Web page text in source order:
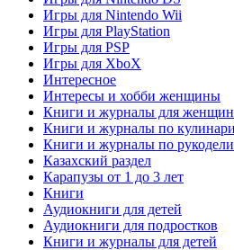
Игры для Nintendo Wii
Игры для PlayStation
Игры для PSP
Игры для XboX
Интересное
Интересы и хобби женщины
Книги и журналы для женщин
Книги и журналы по
Книги и журналы по
Казахский раздел
Карапузы от 1 до 3 лет
Книги
Аудиокниги для детей
Аудиокниги для подростков
Книги и журналы для детей